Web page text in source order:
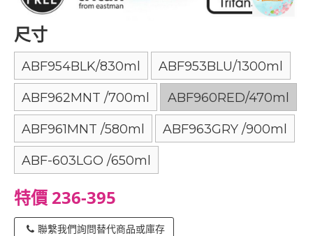
尺寸
ABF954BLK/830ml ABF953BLU/1300ml
ABF962MNT /700ml ABF960RED/470ml
ABF961MNT /580ml ABF963GRY /900ml
ABF-603LGO /650ml
特價 236-395
聯繫我們詢問替代商品或庫存